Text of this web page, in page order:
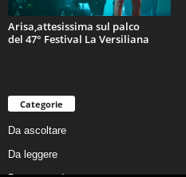
Arisa,attesissima sul palco
del 47° Festival La Versiliana
Categorie
Da ascoltare
Da leggere